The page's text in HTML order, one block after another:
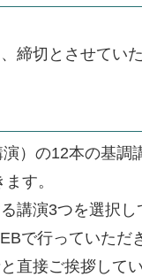
締切とさせてい
）の12本の基調
す。
講演3つを選択
で行っていただ
直接ご挨拶して